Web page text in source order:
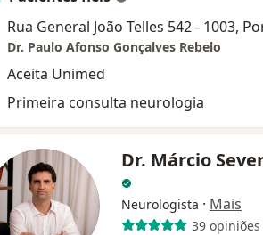
Dr. Paulo Afonso Gonçalves Rebelo
Aceita Unimed
Primeira consulta neurologia
Dr. Márcio
Neurologista · Mais
39 opiniões